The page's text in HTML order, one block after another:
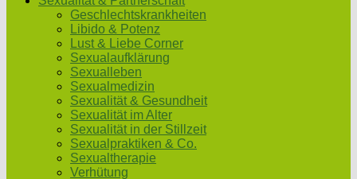
Geschlechtskrankheiten
Libido & Potenz
Lust & Liebe Corner
Sexualaufklärung
Sexualleben
Sexualmedizin
Sexualität & Gesundheit
Sexualität im Alter
Sexualität in der Stillzeit
Sexualpraktiken & Co.
Sexualtherapie
Verhütung